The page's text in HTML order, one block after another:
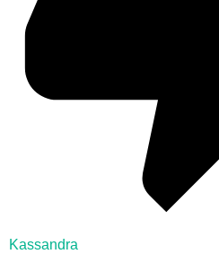
Kassandra